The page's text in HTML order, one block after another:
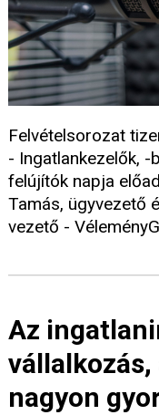
Felvételsorozat
- Ingatlankezelők, -
felújítók napja
Tamás, ügyvezető
vezető -
Az
nagyon